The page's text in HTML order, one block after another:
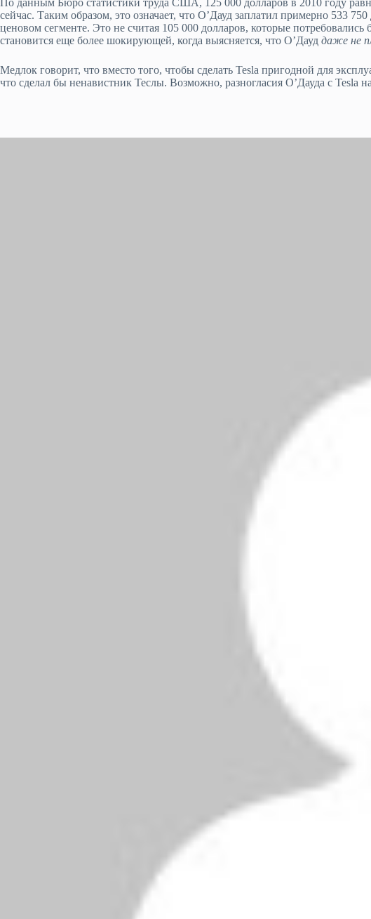
По данным Бюро статистики труда США, 125 000 долларов в 2010 году
сейчас. Таким образом, это означает, что О’Дауд заплатил примерно 533
ценовом сегменте. Это не считая 105 000 долларов, которые
становится еще более шокирующей, когда выясняется, что О’Дауд даже не
Медлок говорит, что вместо того, чтобы сделать Tesla пригодной для
что сделал бы ненавистник Теслы. Возможно, разногласия О’Дауда с